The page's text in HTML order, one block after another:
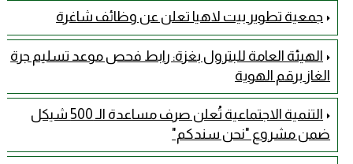
جمعية تطوير بيت لاهيا تعلن عن وظائف شاغرة
الهيئة العامة للبترول بغزة: رابط فحص موعد تسليم جرة
الغاز برقم الهوية
التنمية الاجتماعية تُعلن صرف مساعدة الـ 500 شيكل
ضمن مشروع "نحن سندكم"